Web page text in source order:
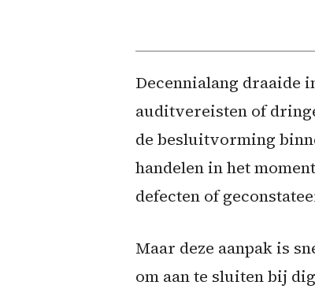
Decennialang draaide
auditvereisten of
de besluitvorming
handelen in het
defecten of
Maar deze aanpak is
om aan te sluiten bij